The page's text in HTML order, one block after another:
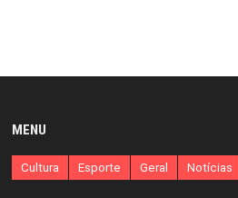
MENU
Cultura Esporte Geral Notícias